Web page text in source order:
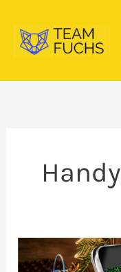
Inhalt
springen
Handy